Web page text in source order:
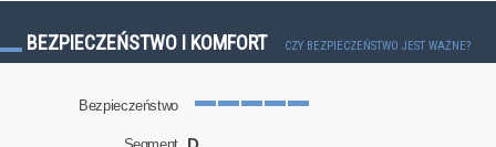
BEZPIECZEŃSTWO I KOMFORT CZY BEZPIECZEŃSTWO JEST WAŻNE?
Bezpieczeństwo